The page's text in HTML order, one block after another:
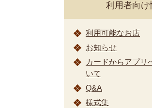
利用者向け
利用可能なお店
お知らせ
カードからアプリ
いて
Q&A
様式集